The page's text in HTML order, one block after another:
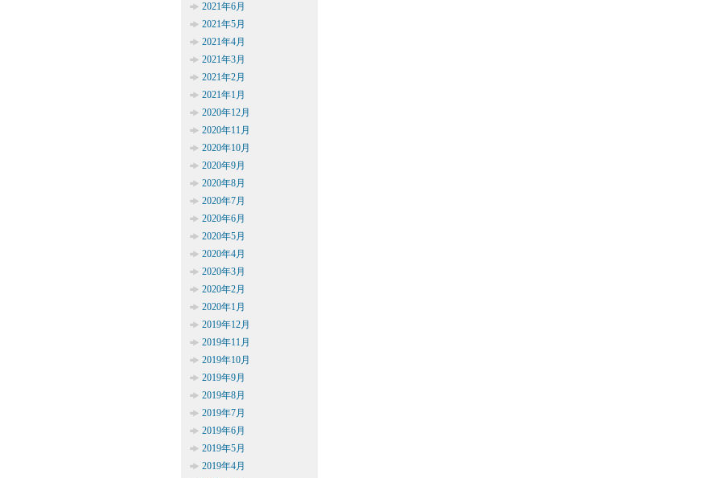
2021年6月
2021年5月
2021年4月
2021年3月
2021年2月
2021年1月
2020年12月
2020年11月
2020年10月
2020年9月
2020年8月
2020年7月
2020年6月
2020年5月
2020年4月
2020年3月
2020年2月
2020年1月
2019年12月
2019年11月
2019年10月
2019年9月
2019年8月
2019年7月
2019年6月
2019年5月
2019年4月